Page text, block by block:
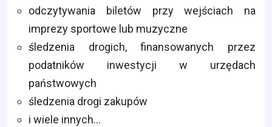
odczytywania biletów przy wejściach na
imprezy sportowe lub muzyczne
śledzenia drogich, finansowanych przez
podatników inwestycji w urzędach
państwowych
śledzenia drogi zakupów
i wiele innych…